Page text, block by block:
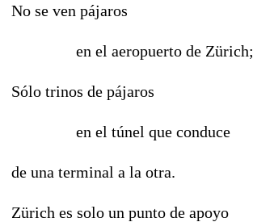
No se ven pájaros
en el aeropuerto de Zürich;
Sólo trinos de pájaros
en el túnel que conduce
de una terminal a la otra.
Zürich es solo un punto de apoyo